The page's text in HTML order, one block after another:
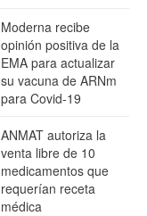
Moderna recibe
opinión positiva de la
EMA para actualizar
su vacuna de ARNm
para Covid-19
ANMAT autoriza la
venta libre de 10
medicamentos que
requerían receta
médica